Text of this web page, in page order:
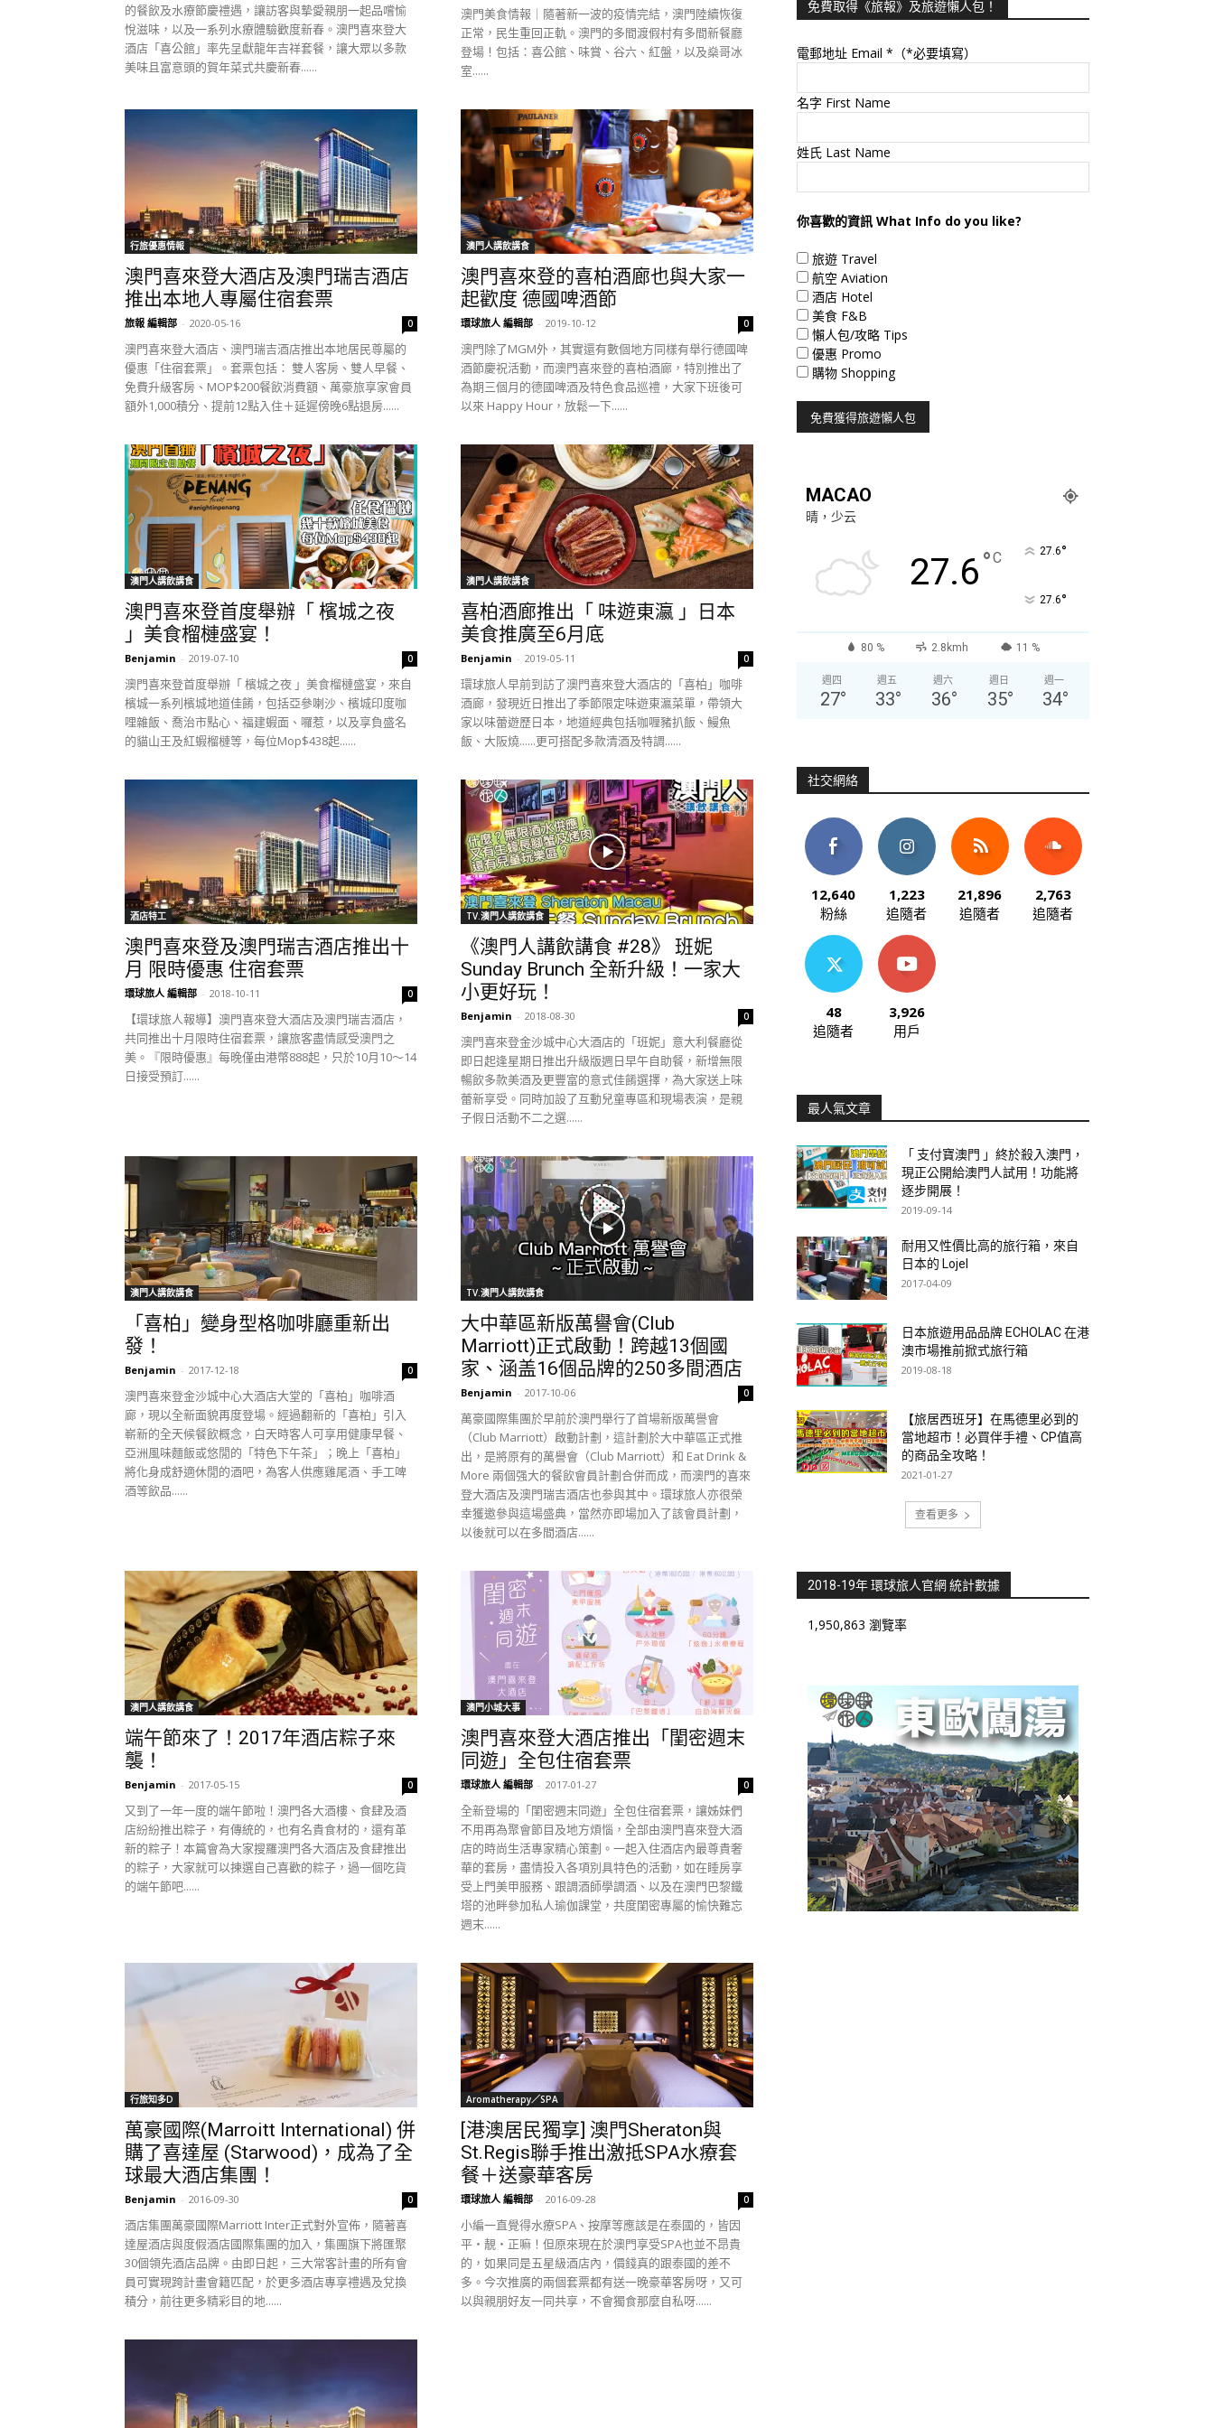
的餐飲及水療節慶禮遇，讓訪客與摯愛親朋一起品嚐愉
悅滋味，以及一系列水療體驗歡度新春。澳門喜來登大
酒店「喜公館」率先呈獻龍年吉祥套餐，讓大眾以多款
美味且富意頭的賀年菜式共慶新春......
澳門美食情報｜隨著新一波的疫情完結，澳門陸續恢復
正常，民生重回正軌。澳門的多間渡假村有多間新餐廳
登場！包括：喜公館、味賞、谷六、紅盤，以及燊哥冰
室......
行旅優惠情報
澳門喜來登大酒店及澳門瑞吉酒店
推出本地人專屬住宿套票
旅報 編輯部 - 2020-05-16 0
澳門喜來登大酒店、澳門瑞吉酒店推出本地居民尊屬的
優惠「住宿套票」。套票包括： 雙人客房、雙人早餐、
免費升級客房、MOP$200餐飲消費額、萬豪旅享家會員
額外1,000積分、提前12點入住＋延遲傍晚6點退房......
澳門人講飲講食
澳門喜來登的喜柏酒廊也與大家一
起歡度 德國啤酒節
環球旅人 編輯部 - 2019-10-12 0
澳門除了MGM外，其實還有數個地方同樣有舉行德國啤
酒節慶祝活動，而澳門喜來登的喜柏酒廊，特別推出了
為期三個月的德國啤酒及特色食品巡禮，大家下班後可
以來 Happy Hour，放鬆一下......
澳門人講飲講食
澳門喜來登首度舉辦「 檳城之夜
」美食榴槤盛宴！
Benjamin - 2019-07-10 0
澳門喜來登首度舉辦「 檳城之夜 」美食榴槤盛宴，來自
檳城一系列檳城地道佳餚，包括亞參喇沙、檳城印度咖
哩雜飯、喬治市點心、福建蝦面、囉惹，以及享負盛名
的貓山王及紅蝦榴槤等，每位Mop$438起......
澳門人講飲講食
喜柏酒廊推出「 味遊東瀛 」日本
美食推廣至6月底
Benjamin - 2019-05-11 0
環球旅人早前到訪了澳門喜來登大酒店的「喜柏」咖啡
酒廊，發現近日推出了季節限定味遊東瀛菜單，帶領大
家以味蕾遊歷日本，地道經典包括咖喱豬扒飯、鰻魚
飯、大阪燒......更可搭配多款清酒及特調......
酒店特工
澳門喜來登及澳門瑞吉酒店推出十
月 限時優惠 住宿套票
環球旅人 編輯部 - 2018-10-11 0
【環球旅人報導】澳門喜來登大酒店及澳門瑞吉酒店，
共同推出十月限時住宿套票，讓旅客盡情感受澳門之
美。『限時優惠』每晚僅由港幣888起，只於10月10～14
日接受預訂......
TV.澳門人講飲講食
《澳門人講飲講食 #28》 班妮
Sunday Brunch 全新升級！一家大
小更好玩！
Benjamin - 2018-08-30 0
澳門喜來登金沙城中心大酒店的「班妮」意大利餐廳從
即日起逢星期日推出升級版週日早午自助餐，新增無限
暢飲多款美酒及更豐富的意式佳餚選擇，為大家送上味
蕾新享受。同時加設了互動兒童專區和現場表演，是親
子假日活動不二之選......
澳門人講飲講食
「喜柏」變身型格咖啡廳重新出
發！
Benjamin - 2017-12-18 0
澳門喜來登金沙城中心大酒店大堂的「喜柏」咖啡酒
廊，現以全新面貌再度登場。經過翻新的「喜柏」引入
嶄新的全天候餐飲概念，白天時客人可享用健康早餐、
亞洲風味麵飯或悠閒的「特色下午茶」；晚上「喜柏」
將化身成舒適休閒的酒吧，為客人供應雞尾酒、手工啤
酒等飲品......
TV.澳門人講飲講食
大中華區新版萬譽會(Club
Marriott)正式啟動！跨越13個國
家、涵盖16個品牌的250多間酒店
Benjamin - 2017-10-06 0
萬豪國際集團於早前於澳門舉行了首場新版萬譽會
（Club Marriott）啟動計劃，這計劃於大中華區正式推
出，是將原有的萬譽會（Club Marriott）和 Eat Drink &
More 兩個强大的餐飲會員計劃合併而成，而澳門的喜來
登大酒店及澳門瑞吉酒店也参與其中。環球旅人亦很榮
幸獲邀參與這場盛典，當然亦即場加入了該會員計劃，
以後就可以在多間酒店......
澳門人講飲講食
端午節來了！2017年酒店粽子來
襲！
Benjamin - 2017-05-15 0
又到了一年一度的端午節啦！澳門各大酒樓、食肆及酒
店紛紛推出粽子，有傳統的，也有名貴食材的，還有革
新的粽子！本篇會為大家搜羅澳門各大酒店及食肆推出
的粽子，大家就可以揀選自己喜歡的粽子，過一個吃貨
的端午節吧......
澳門小城大事
澳門喜來登大酒店推出「閨密週末
同遊」全包住宿套票
環球旅人 編輯部 - 2017-01-27 0
全新登場的「閨密週末同遊」全包住宿套票，讓姊妹們
不用再為聚會節目及地方煩惱，全部由澳門喜來登大酒
店的時尚生活專家精心策劃。一起入住酒店內最尊貴奢
華的套房，盡情投入各項別具特色的活動，如在睡房享
受上門美甲服務、跟調酒師學調酒、以及在澳門巴黎鐵
塔的池畔參加私人瑜伽課堂，共度閨密專屬的愉快難忘
週末......
行旅知多D
萬豪國際(Marroitt International) 併
購了喜達屋 (Starwood)，成為了全
球最大酒店集團！
Benjamin - 2016-09-30 0
酒店集團萬豪國際Marriott Inter正式對外宣佈，隨著喜
達屋酒店與度假酒店國際集團的加入，集團旗下將匯聚
30個領先酒店品牌。由即日起，三大常客計畫的所有會
員可實現跨計畫會籍匹配，於更多酒店專享禮遇及兌換
積分，前往更多精彩目的地......
Aromatherapy／SPA
[港澳居民獨享] 澳門Sheraton與
St.Regis聯手推出激抵SPA水療套
餐＋送豪華客房
環球旅人 編輯部 - 2016-09-28 0
小編一直覺得水療SPA、按摩等應該是在泰國的，皆因
平‧靚‧正嘛！但原來現在於澳門享受SPA也並不昂貴
的，如果同是五星級酒店內，價錢真的跟泰國的差不
多。今次推廣的兩個套票都有送一晚豪華客房呀，又可
以與親朋好友一同共享，不會獨食那麼自私呀......
免費取得《旅報》及旅遊懶人包！
電郵地址 Email *（*必要填寫）
名字 First Name
姓氏 Last Name
你喜歡的資訊 What Info do you like?
旅遊 Travel
航空 Aviation
酒店 Hotel
美食 F&B
懶人包/攻略 Tips
優惠 Promo
購物 Shopping
MACAO
晴，少云
27.6°C 27.6°
27.6°
80 % 2.8kmh 11 %
週四
27°
週五
33°
週六
36°
週日
35°
週一
34°
社交網絡
12,640
粉絲
1,223
追隨者
21,896
追隨者
2,763
追隨者
48
追隨者
3,926
用戶
最人氣文章
「 支付寶澳門 」終於殺入澳門，
現正公開給澳門人試用！功能將
逐步開展！
2019-09-14
耐用又性價比高的旅行箱，來自
日本的 Lojel
2017-04-09
日本旅遊用品品牌 ECHOLAC 在港
澳市場推前掀式旅行箱
2019-08-18
【旅居西班牙】在馬德里必到的
當地超市！必買伴手禮、CP值高
的商品全攻略！
2021-01-27
查看更多
2018-19年 環球旅人官網 統計數據
1,950,863 瀏覽率